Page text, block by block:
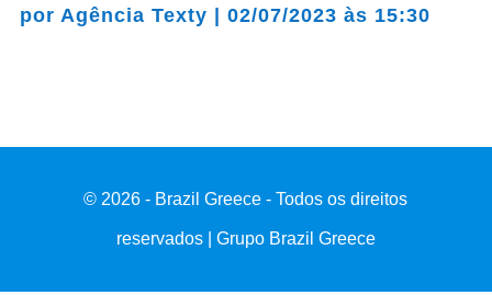
por Agência Texty | 02/07/2023 às 15:30
© 2026 - Brazil Greece - Todos os direitos
reservados | Grupo Brazil Greece